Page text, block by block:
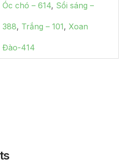
Óc chó – 614, Sồi sáng –
388, Trắng – 101, Xoan
Đào-414